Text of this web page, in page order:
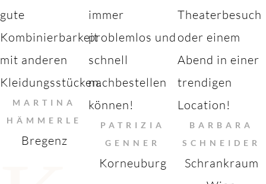
gute
Kombinierbarkeit
mit anderen
Kleidungsstücken.
MARTINA
HÄMMERLE
Bregenz
immer
problemlos und
schnell
nachbestellen
können!
PATRIZIA
GENNER
Korneuburg
Theaterbesuch
oder einem
Abend in einer
trendigen
Location!
BARBARA
SCHNEIDER
Schrankraum